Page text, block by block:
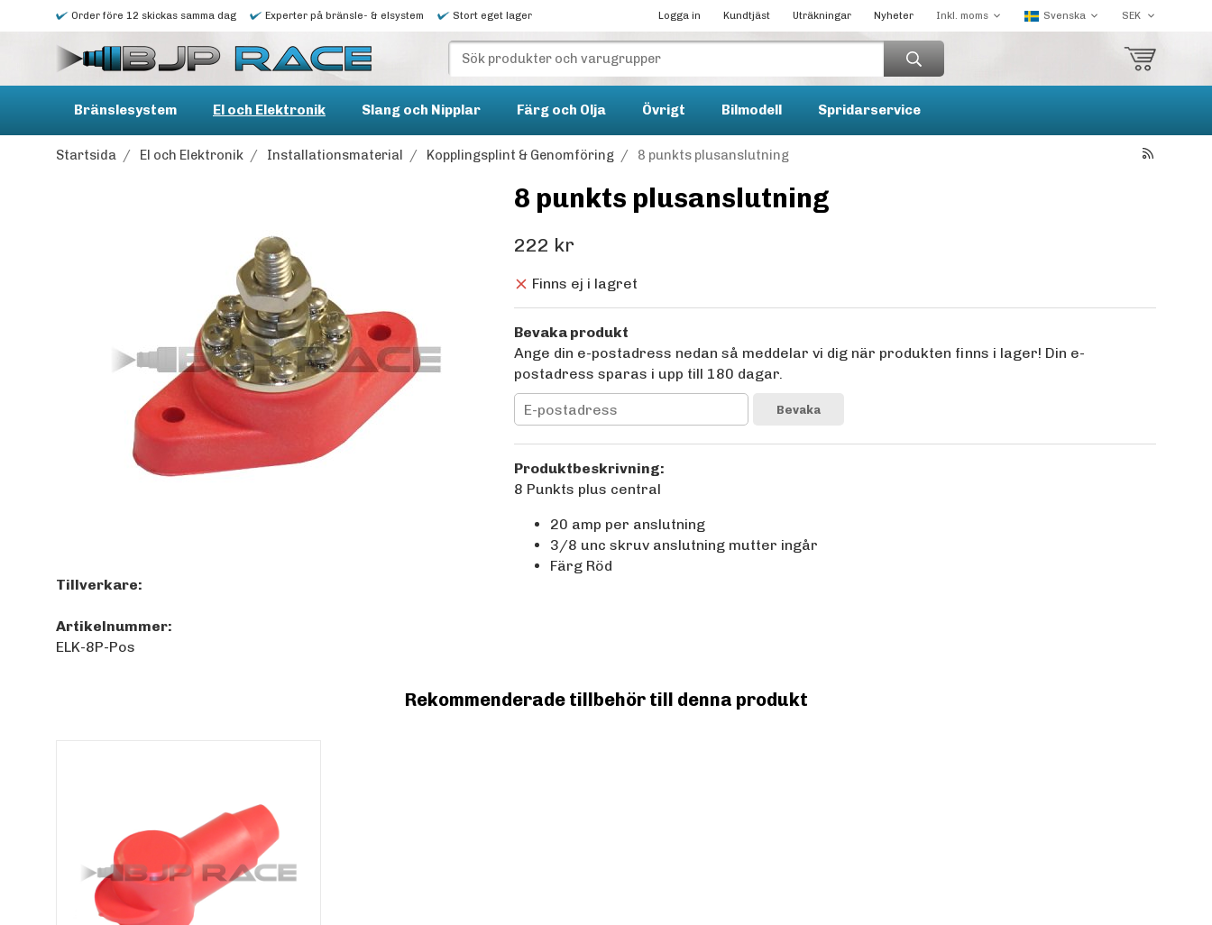
Order före 12 skickas samma dag Experter på bränsle- & elsystem Stort eget lager Logga in Kundtjäst Uträkningar Nyheter
Bränslesystem El och Elektronik Slang och Nipplar Färg och Olja Övrigt Bilmodell Spridarservice
Startsida / El och Elektronik / Installationsmaterial / Kopplingsplint & Genomföring / 8 punkts plusanslutning
8 punkts plusanslutning
222 kr
Finns ej i lagret
Bevaka produkt
Ange din e-postadress nedan så meddelar vi dig när produkten finns i lager! Din e-
postadress sparas i upp till 180 dagar.
Bevaka
Produktbeskrivning:
8 Punkts plus central
20 amp per anslutning
3/8 unc skruv anslutning mutter ingår
Färg Röd
Tillverkare:
Artikelnummer:
ELK-8P-Pos
Rekommenderade tillbehör till denna produkt